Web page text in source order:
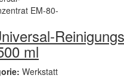
ml
Werkstatt